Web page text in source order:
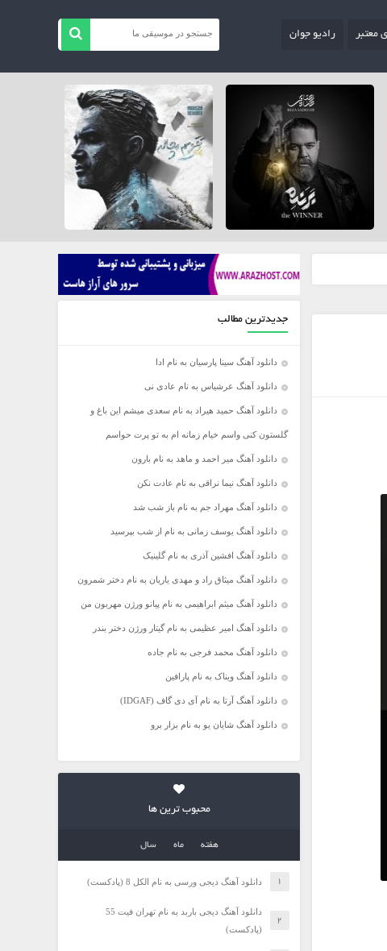
معتبر رادیو جوان
جدیدترین مطالب
دانلود آهنگ سینا پارسیان به نام ادا
دانلود آهنگ عرشیاس به نام عادی نی
دانلود آهنگ حمید هیراد به نام سعدی میشم این باغ و
گلستون کنی واسم خیام زمانه ام به تو پرت حواسم
دانلود آهنگ میر احمد و ماهد به نام بارون
دانلود آهنگ نیما نراقی به نام عادت نکن
دانلود آهنگ مهراد جم به نام باز شب شد
دانلود آهنگ یوسف زمانی به نام از شب بپرسید
دانلود آهنگ افشین آذری به نام گلینیک
دانلود آهنگ میثاق راد و مهدی یاریان به نام دختر شمرون
دانلود آهنگ میثم ابراهیمی به نام پیانو ورژن مهربون من
دانلود آهنگ امیر عظیمی به نام گیتار ورژن دختر بندر
دانلود آهنگ محمد فرجی به نام جاده
دانلود آهنگ ویناک به نام پارافین
دانلود آهنگ آرتا به نام آی دی گاف (IDGAF)
دانلود آهنگ شایان یو به نام بزار برو
محبوب ترین ها
هفته ماه سال
دانلود آهنگ دیجی ورسی به نام الکل 8 (پادکست)
دانلود آهنگ دیجی باربد به نام تهران فیت 55
(پادکست)